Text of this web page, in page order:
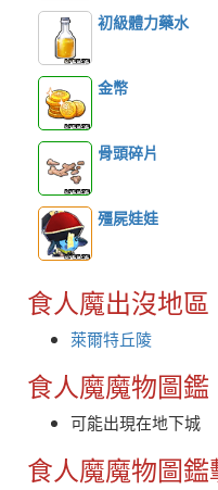
初級體力藥水
金幣
骨頭碎片
殭屍娃娃
食人魔出沒地區
萊爾特丘陵
食人魔魔物圖鑑
可能出現在地下城
食人魔魔物圖